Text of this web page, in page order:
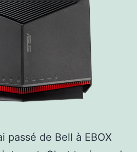
passé de Bell à EBOX